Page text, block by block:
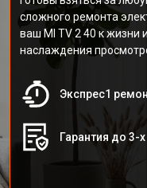
сложного ремонта
ваш MI TV 2 40 к жизни
наслаждения
Экспрес1
Гарантия до 3-